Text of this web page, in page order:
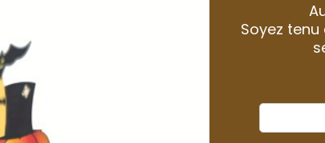
Soyez